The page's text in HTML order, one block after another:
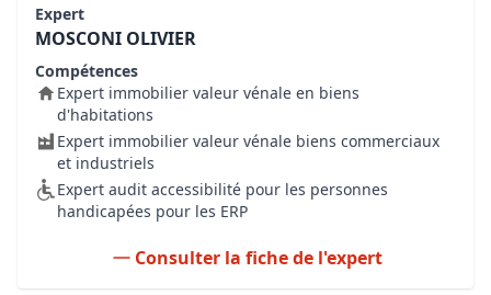
Expert
MOSCONI OLIVIER
Compétences
Expert immobilier valeur vénale en biens
d'habitations
Expert immobilier valeur vénale biens commerciaux
et industriels
Expert audit accessibilité pour les personnes
handicapées pour les ERP
Consulter la fiche de l'expert